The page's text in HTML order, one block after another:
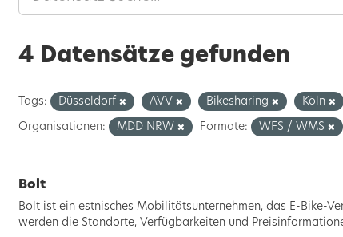
4 Datensätze gefunden
Tags: Düsseldorf AVV Bikesharing Köln
Organisationen: MDD NRW Formate: WFS / WMS
Bolt
Bolt ist ein estnisches Mobilitätsunternehmen, das E-Bike-
werden die Standorte, Verfügbarkeiten und